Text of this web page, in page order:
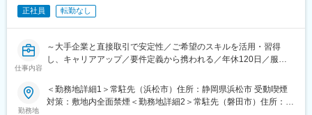
（3）システムに必要な機能や画面等の具体的な仕様を作成・問題
なければ実際にコードを書いて開発
■仕事の特徴
※今後通信系や海外からのパッケージソフト案件の受注も想定
※数か月単位のものから数十年単位のものまで幅広い案件を対応
正社員 転勤なし
仕事内容
～大手企業と直接取引で安定性／ご希望のスキルを活用・習得
し、キャリアアップ／要件定義から携われる／年休120日／服装
■採用背景
勤務地
＜勤務地詳細1＞常駐先（浜松市）住所：静岡県浜松市 受動喫煙
対策：敷地内全面禁煙＜勤務地詳細2＞常駐先（磐田市）住所：静